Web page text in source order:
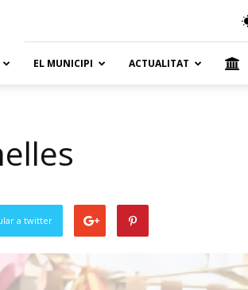
EL MUNICIPI ACTUALITAT
a twitter